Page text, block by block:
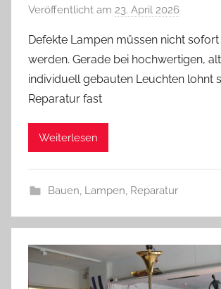
Veröffentlicht am 23. April 2026
n
A
n
Defekte Lampen müssen nicht
werden. Gerade bei hochwertigen,
individuell gebauten Leuchten lohnt
Reparatur fast
Weiterlesen
Bauen, Lampen, Reparatur